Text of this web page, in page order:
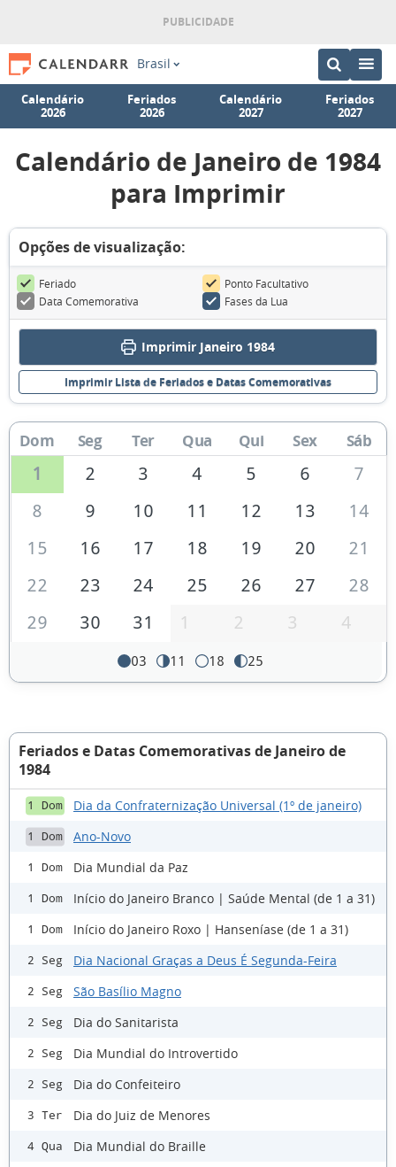
Brasil
Calendário
2026
Feriados
2026
Calendário
2027
Feriados
2027
Calendário de Janeiro de 1984
para Imprimir
Opções de visualização:
Feriado
Ponto Facultativo
Data Comemorativa
Fases da Lua
Imprimir Janeiro 1984
Imprimir Lista de Feriados e Datas Comemorativas
Dom Seg Ter Qua Qui Sex Sáb
1 2 3 4 5 6
7
8
9 10 11 12 13
14
15
16 17 18 19 20
21
22
23 24 25 26 27
28
29
30 31 1 2 3 4
03 11 18 25
Feriados e Datas Comemorativas de Janeiro de
1984
1 Dom Dia da Confraternização Universal (1º de janeiro)
1 Dom Ano-Novo
1 Dom Dia Mundial da Paz
1 Dom Início do Janeiro Branco | Saúde Mental (de 1 a 31)
1 Dom Início do Janeiro Roxo | Hanseníase (de 1 a 31)
2 Seg Dia Nacional Graças a Deus É Segunda-Feira
2 Seg São Basílio Magno
2 Seg Dia do Sanitarista
2 Seg Dia Mundial do Introvertido
2 Seg Dia do Confeiteiro
3 Ter Dia do Juiz de Menores
4 Qua Dia Mundial do Braille